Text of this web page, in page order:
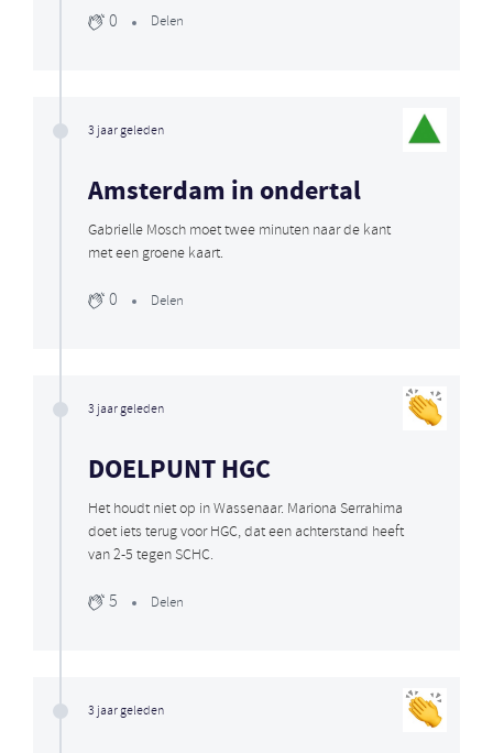
0 Delen
3 jaar geleden
Amsterdam in ondertal
Gabrielle Mosch moet twee minuten naar de kant
met een groene kaart.
0 Delen
3 jaar geleden
DOELPUNT HGC
Het houdt niet op in Wassenaar. Mariona Serrahima
doet iets terug voor HGC, dat een achterstand heeft
van 2-5 tegen SCHC.
5 Delen
3 jaar geleden